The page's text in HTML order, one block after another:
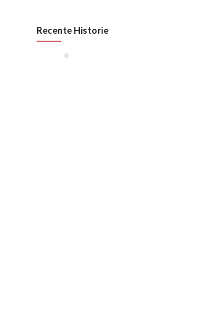
Recente Historie